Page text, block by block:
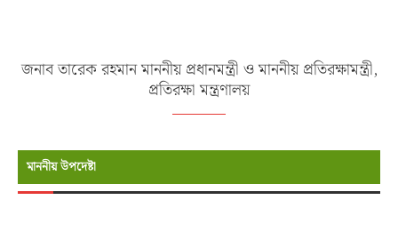
জনাব তারেক রহমান মাননীয় প্রধানমন্ত্রী ও মাননীয় প্রতিরক্ষামন্ত্রী,
প্রতিরক্ষা মন্ত্রণালয়
মাননীয় উপদেষ্টা